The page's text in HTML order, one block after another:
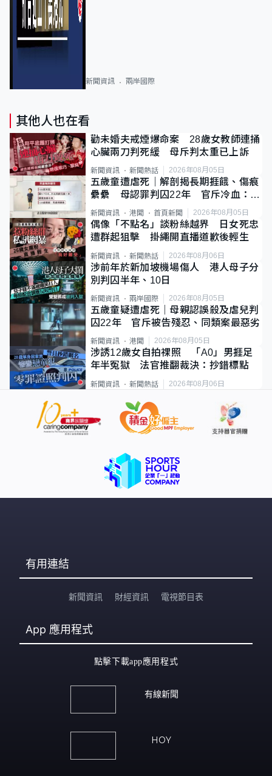
新聞資訊 兩岸國際
其他人也在看
勸未婚夫戒煙爆命案 28歲女教師連捅
心臟兩刀判死緩 母斥判太重已上訴
新聞資訊 新聞熱話 2026年08月05日
五歲童遭虐死｜解剖揭長期捱餓、傷痕
纍纍 母認罪判囚22年 官斥冷血：同
類案最惡劣
新聞資訊 港聞 首頁新聞 2026年08月05日
偶像「不點名」談粉絲越界 日女死忠
遭群起狙擊 掛繩開直播道歉後輕生
新聞資訊 新聞熱話 2026年08月06日
涉前年於新加坡機場傷人 港人母子分
別判囚半年、10日
新聞資訊 兩岸國際 2026年08月05日
五歲童疑遭虐死｜母親認誤殺及虐兒判
囚22年 官斥被告殘忍、同類案最惡劣
新聞資訊 港聞 2026年08月05日
涉誘12歲女自拍祼照 「A0」男捱足
年半冤獄 法官推翻裁決：抄錯標點
新聞資訊 新聞熱話 2026年08月06日
有用連結
新聞資訊 財經資訊 電視節目表
App 應用程式
點擊下載app應用程式
有線新聞
HOY